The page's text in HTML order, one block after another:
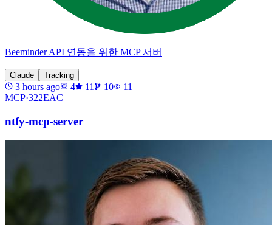
Beeminder API 연동을 위한 MCP 서버
Claude Tracking
3 hours ago 4 11 10
11
MCP·322EAC
ntfy-mcp-server